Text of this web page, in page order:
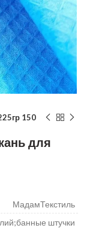
150
для
МадамТекстиль
штучки